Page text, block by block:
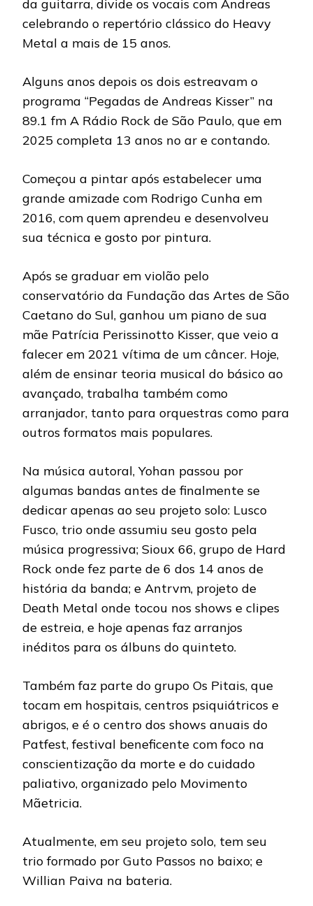
da guitarra, divide os vocais com Andreas
celebrando o repertório clássico do Heavy
Metal a mais de 15 anos.
Alguns anos depois os dois estreavam o
programa “Pegadas de Andreas Kisser” na
89.1 fm A Rádio Rock de São Paulo, que em
2025 completa 13 anos no ar e contando.
Começou a pintar após estabelecer uma
grande amizade com Rodrigo Cunha em
2016, com quem aprendeu e desenvolveu
sua técnica e gosto por pintura.
Após se graduar em violão pelo
conservatório da Fundação das Artes de São
Caetano do Sul, ganhou um piano de sua
mãe Patrícia Perissinotto Kisser, que veio a
falecer em 2021 vítima de um câncer. Hoje,
além de ensinar teoria musical do básico ao
avançado, trabalha também como
arranjador, tanto para orquestras como para
outros formatos mais populares.
Na música autoral, Yohan passou por
algumas bandas antes de finalmente se
dedicar apenas ao seu projeto solo: Lusco
Fusco, trio onde assumiu seu gosto pela
música progressiva; Sioux 66, grupo de Hard
Rock onde fez parte de 6 dos 14 anos de
história da banda; e Antrvm, projeto de
Death Metal onde tocou nos shows e clipes
de estreia, e hoje apenas faz arranjos
inéditos para os álbuns do quinteto.
Também faz parte do grupo Os Pitais, que
tocam em hospitais, centros psiquiátricos e
abrigos, e é o centro dos shows anuais do
Patfest, festival beneficente com foco na
conscientização da morte e do cuidado
paliativo, organizado pelo Movimento
Mãetricia.
Atualmente, em seu projeto solo, tem seu
trio formado por Guto Passos no baixo; e
Willian Paiva na bateria.